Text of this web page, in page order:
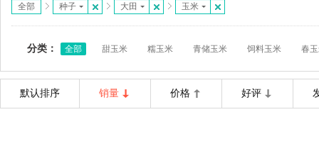
全部 种子 大田 玉米
分类： 全部 甜玉米 糯玉米 青储玉米 饲料玉米 春
默认排序 销量 价格 好评